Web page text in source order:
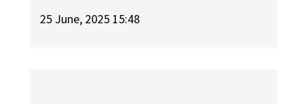
25 June, 2025 15:48